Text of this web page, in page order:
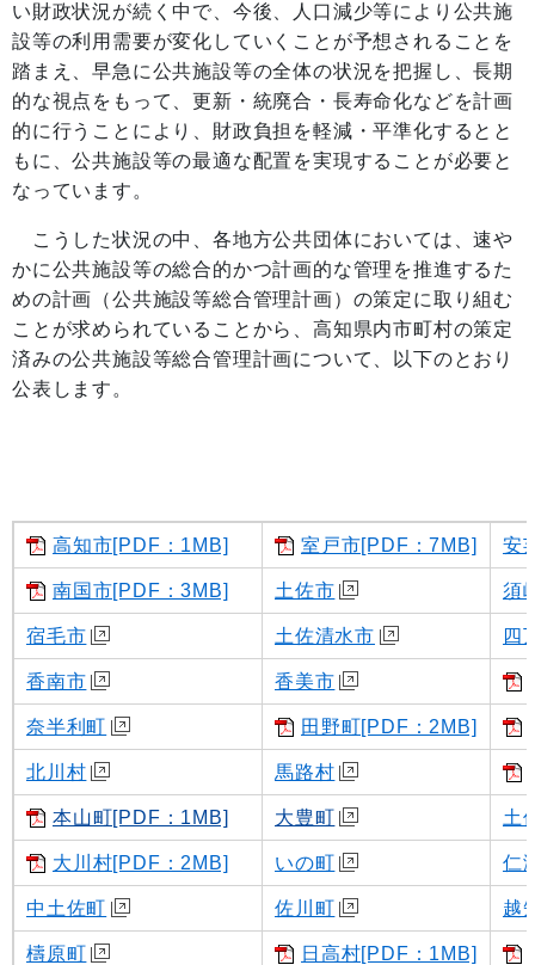
い財政状況が続く中で、今後、人口減少等により公共施
設等の利用需要が変化していくことが予想されることを
踏まえ、早急に公共施設等の全体の状況を把握し、長期
的な視点をもって、更新・統廃合・長寿命化などを計画
的に行うことにより、財政負担を軽減・平準化するとと
もに、公共施設等の最適な配置を実現することが必要と
なっています。
こうした状況の中、各地方公共団体においては、速や
かに公共施設等の総合的かつ計画的な管理を推進するた
めの計画（公共施設等総合管理計画）の策定に取り組む
ことが求められていることから、高知県内市町村の策定
済みの公共施設等総合管理計画について、以下のとおり
公表します。
高知市[PDF：1MB] 室戸市[PDF：7MB] 安
南国市[PDF：3MB] 土佐市 須
宿毛市 土佐清水市 四
香南市 香美市
奈半利町 田野町[PDF：2MB]
北川村 馬路村
本山町[PDF：1MB] 大豊町 土
大川村[PDF：2MB] いの町 仁
中土佐町 佐川町 越
檮原町 日高村[PDF：1MB]